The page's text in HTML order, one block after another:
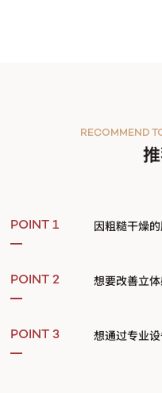
RECOMMEND
POINT 1 因粗糙干燥
POINT 2 想要改善立
POINT 3 想通过专业